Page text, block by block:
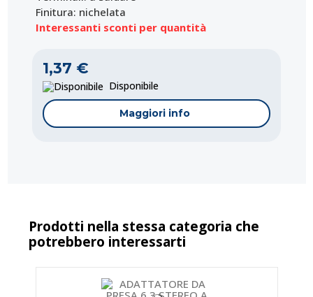
Finitura: nichelata
Interessanti sconti per quantità
1,37 €
Disponibile
Maggiori info
Prodotti nella stessa categoria che
potrebbero interessarti